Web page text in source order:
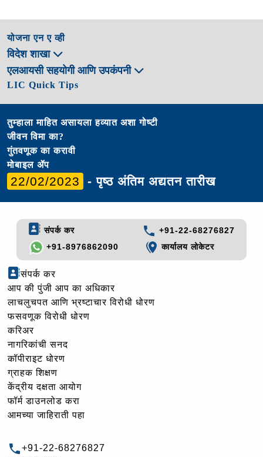
योजना एन ए व्ही
विदेश शाखा
एलआयसी सहयोगी आणि उपकंपनी
LIC Quick Tips
तुम्हाला माहित असायला हव्यात अशा गोष्टी
जीवन विमा का?
गुंतवणूक का करावी
मोबाइल ॲप
22/02/2023 - पृष्ठ अंतिम अद्यतन तारीख
संपर्क कर
+91-22-68276827
+91-8976862090
कार्यालय लोकेटर
संपर्क कर
आप की पुंजी आप का अधिकार
लाचलुचपत आणि भ्रष्टाचार विरोधी धोरण
फसवणूक विरोधी धोरण
करिअर
नागरिकांची सनद
कॉपीराइट धोरण
ग्राहक शिक्षण
केंद्रीय दक्षता आयोग
फॉर्म डाउनलोड करा
आमच्या जाहिराती पहा
+91-22-68276827